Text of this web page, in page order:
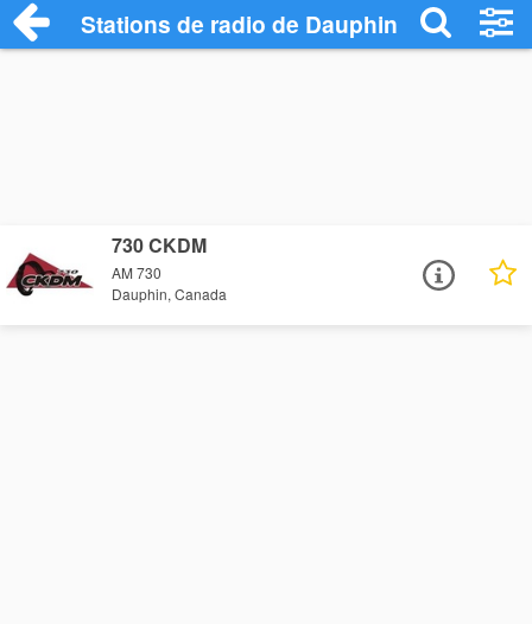
Stations de radio de Dauphin
730 CKDM
AM 730
Dauphin, Canada